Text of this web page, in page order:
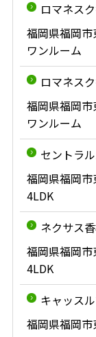
ロマネス
福岡県福岡市
ワンルーム
ロマネス
福岡県福岡市
ワンルーム
セントラ
福岡県福岡
4LDK
ネクサス
福岡県福岡市
4LDK
キャッス
福岡県福岡